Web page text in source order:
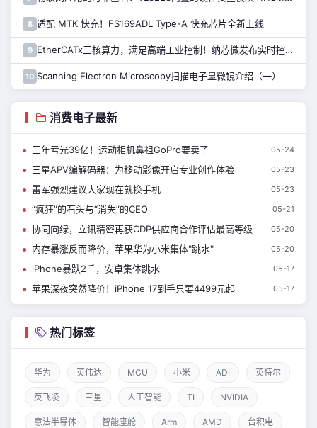
8 适配 MTK 快充！FS169ADL Type-A 快充芯片全新上线
9 EtherCATx三核算力，满足高端工业控制！纳芯微发布实时控制MCU/DSP NS800RTA7系列
10 Scanning Electron Microscopy扫描电子显微镜介绍（一）
消费电子最新
三年亏光39亿！运动相机鼻祖GoPro要卖了 05-24
三星APV编解码器：为移动影像开启专业创作体验 05-23
雷军强烈建议大家现在就换手机 05-23
“疯狂”的石头与“消失”的CEO 05-21
协同向绿，立讯精密再获CDP供应商合作评估最高等级 05-20
内存暴涨反而降价，苹果华为小米集体"跳水" 05-20
iPhone暴跌2千，安卓集体跳水 05-17
苹果深夜突然降价！iPhone 17到手只要4499元起 05-17
热门标签
华为 英伟达 MCU 小米 ADI 英特尔
英飞凌 三星 人工智能 TI NVIDIA
意法半导体 智能座舱 Arm AMD 台积电